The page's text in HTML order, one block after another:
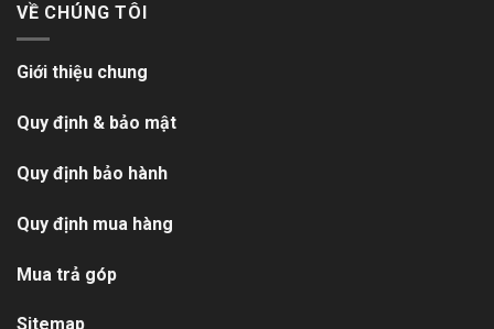
VỀ CHÚNG TÔI
Giới thiệu chung
Quy định & bảo mật
Quy định bảo hành
Quy định mua hàng
Mua trả góp
Sitemap